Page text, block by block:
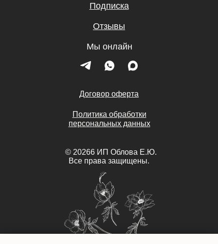
Все права защищены.
© 20266 ИП Облова Е.Ю.
Договор оферта
Политика обработки
персональных данных
Подписка
Мы онлайн
Отзывы